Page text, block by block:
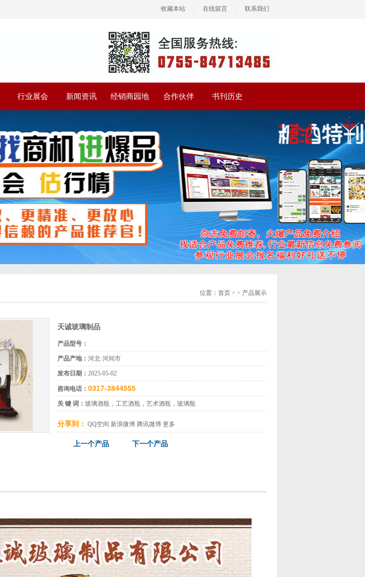
收藏本站 在线留言 联系我们
行业展会 新闻资讯 经销商园地 合作伙伴 书刊历史
位置： 首页 > > 产品展示
天诚玻璃制品
产品型号：
产品产地： 河北·河间市
发布日期： 2025-05-02
咨询电话： 0317-3844555
关 键 词： 玻璃酒瓶，工艺酒瓶，艺术酒瓶，玻璃瓶
分享到： QQ空间 新浪微博 腾讯微博 更多
下一个产品
上一个产品